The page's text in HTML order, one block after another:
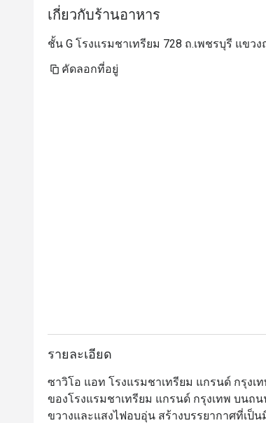
เกี่ยวกับร้านอาหาร
ชั้น G โรงแรมชาเทรียม 728 ถ.เพชรบุรี แขว
คัดลอกที่อยู่
รายละเอียด
ซาวิโอ แอท โรงแรมชาเทรียม แกรนด์ กรุง
ของโรงแรมชาเทรียม แกรนด์ กรุงเทพ บน
ขวางและแสงไฟอบอุ่น สร้างบรรยากาศที่เป็